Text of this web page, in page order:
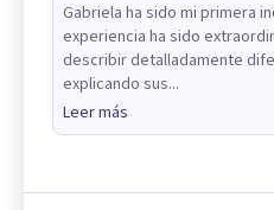
Gabriela ha sido mi primera
experiencia ha sido
describir detalladamente
explicando sus...
Leer más